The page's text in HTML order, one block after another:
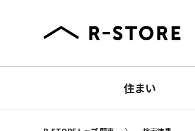
住まい